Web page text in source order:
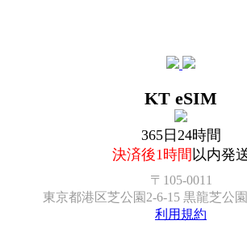
KT eSIM
365日24時間
決済後1時間以内発
〒105-0011
東京都港区芝公園2-6-15 黒龍芝公
利用規約